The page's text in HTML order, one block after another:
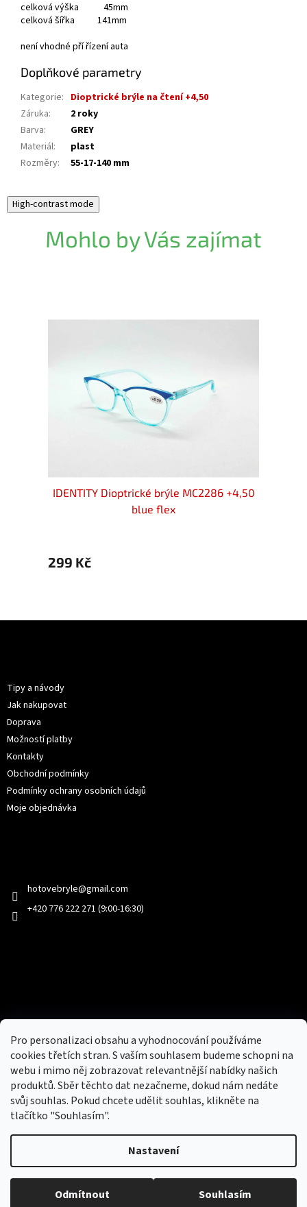
Pro personalizaci obsahu a vyhodnocování používáme
cookies třetích stran. S vaším souhlasem budeme schopni na
webu i mimo něj zobrazovat relevantnější nabídky našich
produktů. Sběr těchto dat nezačneme, dokud nám nedáte
svůj souhlas. Pokud chcete udělit souhlas, klikněte na
tlačítko "Souhlasím".
Nastavení
Odmítnout Souhlasím
celková výška 45mm
celková šířka 141mm
není vhodné pří řízení auta
Doplňkové parametry
Kategorie: Dioptrické brýle na čtení +4,50
Záruka:
2 roky
Barva:
GREY
Materiál:
plast
Rozměry: 55-17-140 mm
High-contrast mode
Mohlo by Vás zajímat
IDENTITY Dioptrické brýle MC2286 +4,50
blue flex
299 Kč
Tipy a návody
Jak nakupovat
Doprava
Možností platby
Kontakty
Obchodní podmínky
Podmínky ochrany osobních údajů
Moje objednávka
hotovebryle@gmail.com
+420 776 222 271 (9:00-16:30)
Nový obchod s batohy, cestovními zavazadly, tašky a peněženky
Copyright 2026hotovebryle.cz
. Všechna práva